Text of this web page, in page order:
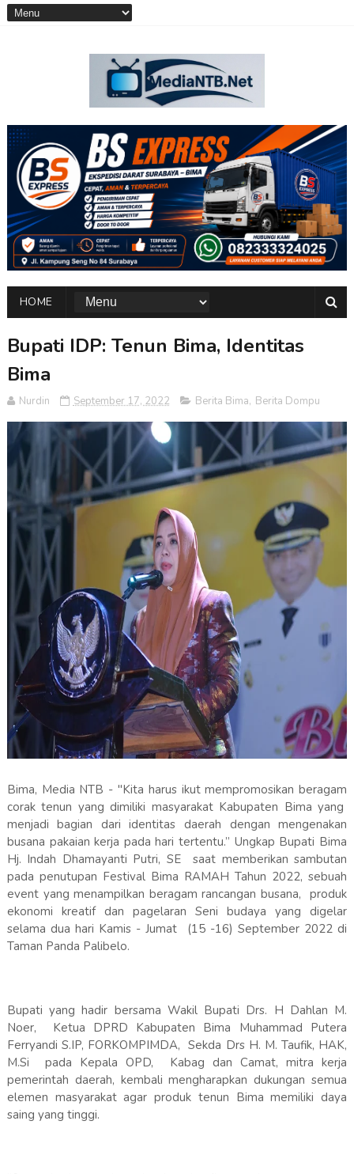
HOME
Bupati IDP: Tenun Bima, Identitas
Bima
Nurdin September 17, 2022 Berita Bima, Berita Dompu
Bima, Media NTB - "Kita harus ikut mempromosikan beragam
corak tenun yang dimiliki masyarakat Kabupaten Bima yang
menjadi bagian dari identitas daerah dengan mengenakan
busana pakaian kerja pada hari tertentu.” Ungkap Bupati Bima
Hj. Indah Dhamayanti Putri, SE saat memberikan sambutan
pada penutupan Festival Bima RAMAH Tahun 2022, sebuah
event yang menampilkan beragam rancangan busana, produk
ekonomi kreatif dan pagelaran Seni budaya yang digelar
selama dua hari Kamis - Jumat (15 -16) September 2022 di
Taman Panda Palibelo.
Bupati yang hadir bersama Wakil Bupati Drs. H Dahlan M.
Noer, Ketua DPRD Kabupaten Bima Muhammad Putera
Ferryandi S.IP, FORKOMPIMDA, Sekda Drs H. M. Taufik, HAK,
M.Si pada Kepala OPD, Kabag dan Camat, mitra kerja
pemerintah daerah, kembali mengharapkan dukungan semua
elemen masyarakat agar produk tenun Bima memiliki daya
saing yang tinggi.